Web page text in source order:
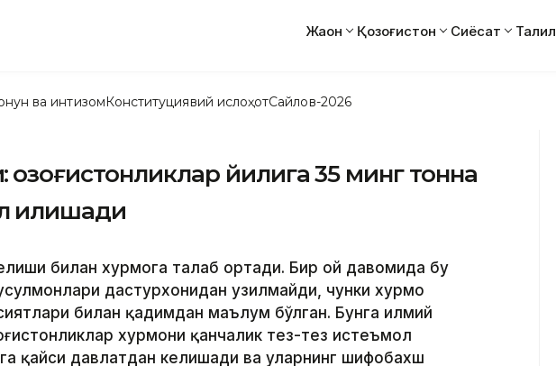
Жаҳон Қозоғистон Сиёсат Таҳлил
ва интизомКонституциявий ислоҳотСайлов-2026
йилига 35 минг тонна
қилишади
билан хурмога талаб ортади. Бир ой давомида бу
дастурхонидан узилмайди, чунки хурмо
билан қадимдан маълум бўлган. Бунга илмий
хурмони қанчалик тез-тез истеъмол
қайси давлатдан келишади ва уларнинг шифобахш